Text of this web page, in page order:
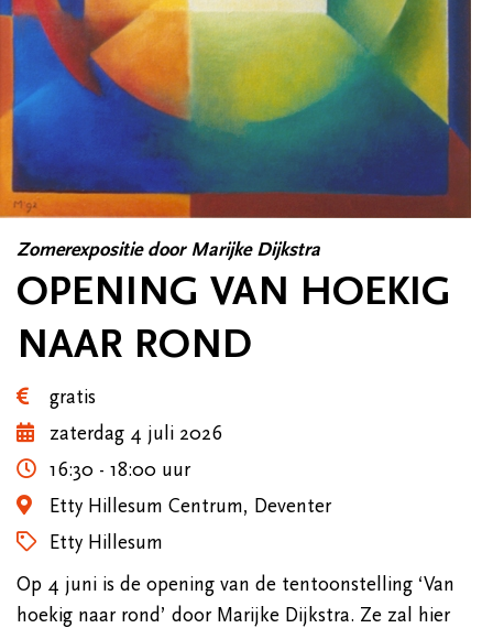
Zomerexpositie door Marijke Dijkstra
OPENING VAN HOEKIG
NAAR ROND
gratis
zaterdag 4 juli 2026
16:30 - 18:00 uur
Etty Hillesum Centrum, Deventer
Etty Hillesum
Op 4 juni is de opening van de tentoonstelling ‘Van
hoekig naar rond’ door Marijke Dijkstra. Ze zal hier